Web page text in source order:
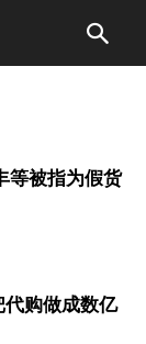
等被指为假货
购做成数亿